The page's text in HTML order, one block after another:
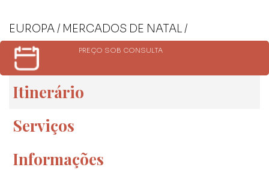
EUROPA / MERCADOS DE NATAL /
PREÇO SOB CONSULTA
Itinerário
Serviços
Informações